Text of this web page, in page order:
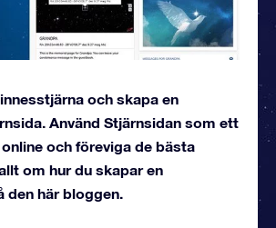
och skapa en
Använd Stjärnsidan som ett
och föreviga de bästa
om hur du skapar en
den här bloggen.